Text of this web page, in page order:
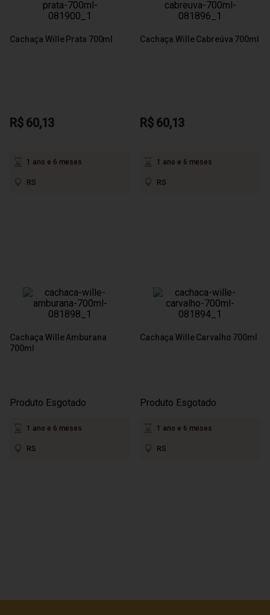
Cachaça Wille Prata 700ml
R$ 60,13
1 ano e 6 meses
RS
Cachaça Wille Cabreúva 700ml
R$ 60,13
1 ano e 6 meses
RS
Cachaça Wille Amburana
700ml
Produto Esgotado
1 ano e 6 meses
RS
Cachaça Wille Carvalho 700ml
Produto Esgotado
1 ano e 6 meses
RS